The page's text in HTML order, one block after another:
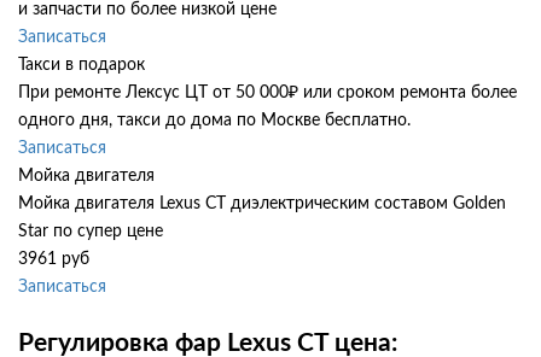
и запчасти по более низкой цене
Записаться
Такси в подарок
При ремонте Лексус ЦТ от 50 000₽ или сроком ремонта более
одного дня, такси до дома по Москве бесплатно.
Записаться
Мойка двигателя
Мойка двигателя Lexus CT диэлектрическим составом Golden
Star по супер цене
3961 руб
Записаться
Регулировка фар Lexus CT цена: